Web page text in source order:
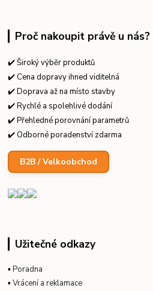
Proč nakoupit právě u nás?
✔️ Široký výběr produktů
✔️ Cena dopravy ihned viditelná
✔️ Doprava až na místo stavby
✔️ Rychlé a spolehlivé dodání
✔️ Přehledné porovnání parametrů
✔️ Odborné poradenství zdarma
B2B / Velkoobchod
Užitečné odkazy
▪Poradna
▪Vrácení a reklamace